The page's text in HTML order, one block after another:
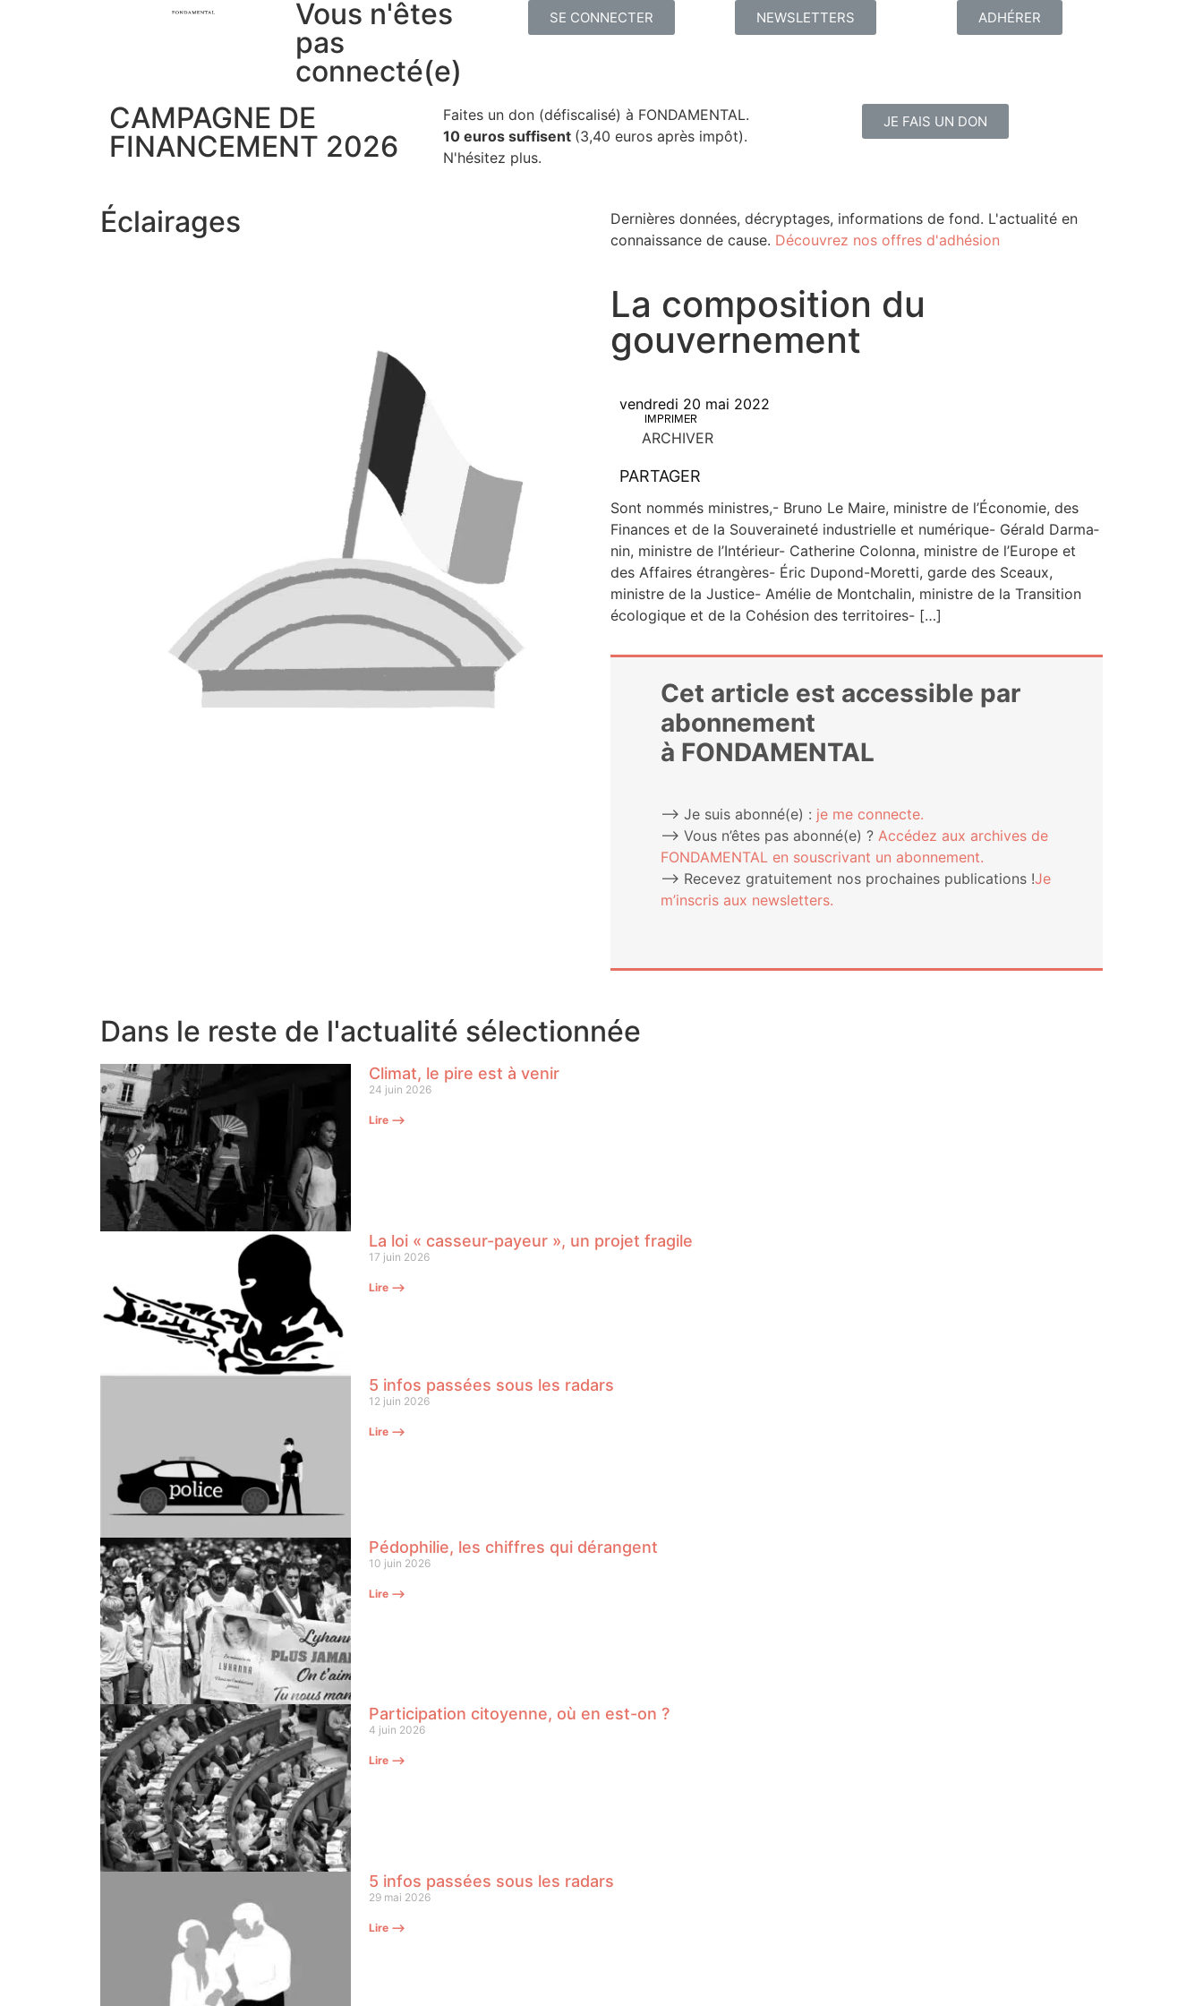
Vous n'êtes
pas
connecté(e)
SE CONNECTER NEWSLETTERS ADHÉRER
CAMPAGNE DE
FINANCEMENT 2026
Faites un don (défiscalisé) à FONDAMENTAL.
10 euros suffisent (3,40 euros après impôt).
N'hésitez plus.
JE FAIS UN DON
Éclairages
Dernières données, décryptages, informations de fond. L'actualité en
connaissance de cause. Découvrez nos offres d'adhésion
La composition du
gouvernement
vendredi 20 mai 2022
IMPRIMER
ARCHIVER
PARTAGER
Sont nom­més ministres,- Bru­no Le Maire, ministre de l’É­co­no­mie, des
Finances et de la Sou­ve­rai­ne­té indus­trielle et numé­rique- Gérald Dar­ma­
nin, ministre de l’Intérieur- Cathe­rine Colon­na, ministre de l’Europe et
des Affaires étran­gères- Éric Dupond-Moret­­ti, garde des Sceaux,
ministre de la Jus­tice- Amé­lie de Mont­cha­lin, ministre de la Tran­si­tion
éco­lo­gique et de la Cohé­sion des territoires- […]
Cet article est accessible par
abonnement
à FONDAMENTAL
⟶ Je suis abonné(e) : je me connecte.
⟶ Vous n’êtes pas abonné(e) ? Accé­dez aux archives de
FONDAMENTAL en sous­cri­vant un abonnement.
⟶ Rece­vez gra­tui­te­ment nos pro­chaines publi­ca­tions !Je
m’ins­cris aux newsletters.
Dans le reste de l'actualité sélectionnée
Climat, le pire est à venir
24 juin 2026
Lire ⟶
La loi « casseur-payeur », un projet fragile
17 juin 2026
Lire ⟶
5 infos passées sous les radars
12 juin 2026
Lire ⟶
Pédophilie, les chiffres qui dérangent
10 juin 2026
Lire ⟶
Participation citoyenne, où en est-on ?
4 juin 2026
Lire ⟶
5 infos passées sous les radars
29 mai 2026
Lire ⟶